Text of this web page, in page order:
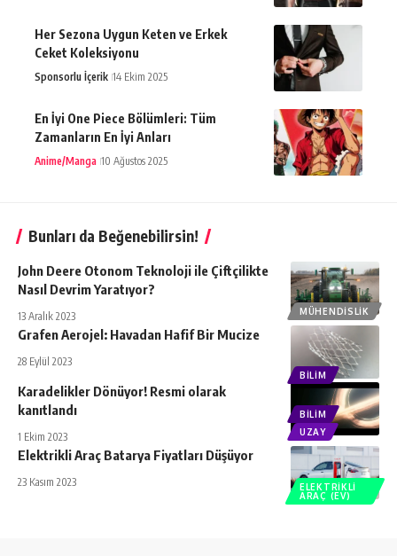
Her Sezona Uygun Keten ve Erkek
Ceket Koleksiyonu
Sponsorlu İçerik 14 Ekim 2025
En İyi One Piece Bölümleri: Tüm
Zamanların En İyi Anları
Anime/Manga 10 Ağustos 2025
Bunları da Beğenebilirsin!
MÜHENDISLIK
John Deere Otonom Teknoloji ile Çiftçilikte
Nasıl Devrim Yaratıyor?
13 Aralık 2023
BILIM
Grafen Aerojel: Havadan Hafif Bir Mucize
28 Eylül 2023
BILIM
UZAY
Karadelikler Dönüyor! Resmi olarak
kanıtlandı
1 Ekim 2023
ELEKTRIKLI
ARAÇ (EV)
Elektrikli Araç Batarya Fiyatları Düşüyor
23 Kasım 2023